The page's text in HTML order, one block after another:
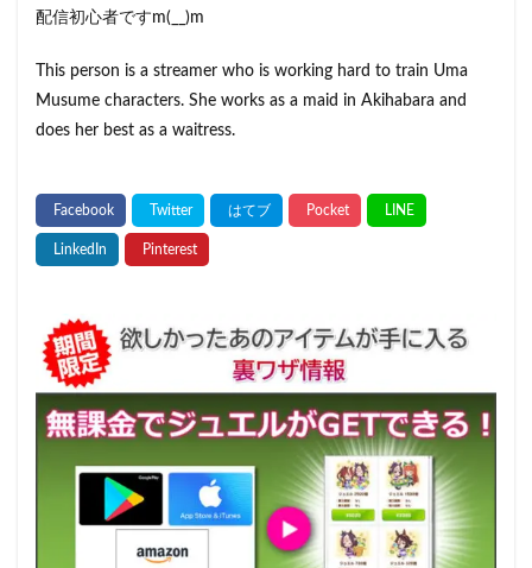
配信初心者ですm(__)m
This person is a streamer who is working hard to train Uma
Musume characters. She works as a maid in Akihabara and
does her best as a waitress.